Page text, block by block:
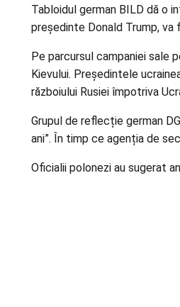
Tabloidul german BILD dă o
președinte Donald Trump, va
Pe parcursul campaniei sale
Kievului. Președintele
războiului Rusiei împotriva
Grupul de reflecție german
ani”. În timp ce agenția de
Oficialii polonezi au sugerat